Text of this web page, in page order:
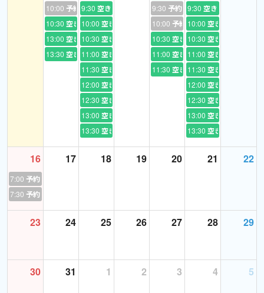
10:00 予約あり
10:30 空き
13:00 空き
13:30 空き
9:30 空き
10:00 空き
10:30 空き
11:00 空き
11:30 空き
12:00 空き
12:30 空き
13:00 空き
13:30 空き
9:30 予約あり
10:00 予約あり
10:30 空き
11:00 空き
11:30 空き
9:30 空き
10:00 空き
10:30 空き
11:00 空き
11:30 空き
12:00 空き
12:30 空き
13:00 空き
13:30 空き
16
7:00 予約あり
7:30 予約あり
17 18 19 20 21 22
23 24 25 26 27 28 29
30 31 1 2 3 4 5